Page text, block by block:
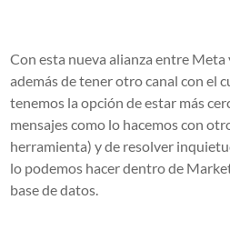
Con esta nueva alianza entre
además de tener otro canal con el
tenemos la opción de estar más
mensajes como lo hacemos con
herramienta) y de resolver
lo podemos hacer dentro de
base de datos.